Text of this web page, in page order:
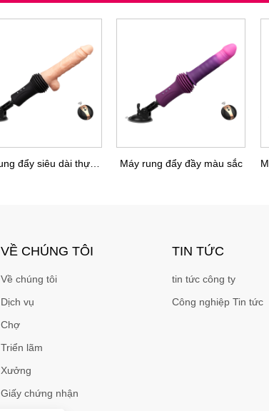
Máy rung đẩy đầy màu sắc
VỀ CHÚNG TÔI
Về chúng tôi
Dịch vụ
Chợ
Triển lãm
Xưởng
Giấy chứng nhận
TIN TỨC
tin tức công ty
Công nghiệp Tin tức